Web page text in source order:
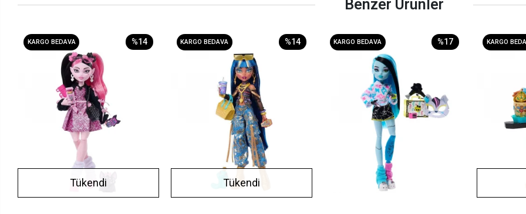
Benzer Ürünler
KARGO BEDAVA %14
Tükendi
KARGO BEDAVA %14
Tükendi
KARGO BEDAVA %17 KARGO